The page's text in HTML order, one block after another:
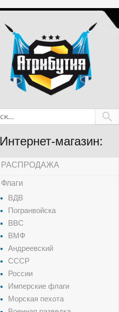
Интернет-магазин:
РАСПРОДАЖА
Флаги
ВДВ
Погранвойска
ВВС
ВМФ
Андреевский
СССР
России
Имперские флаги
Морская пехота